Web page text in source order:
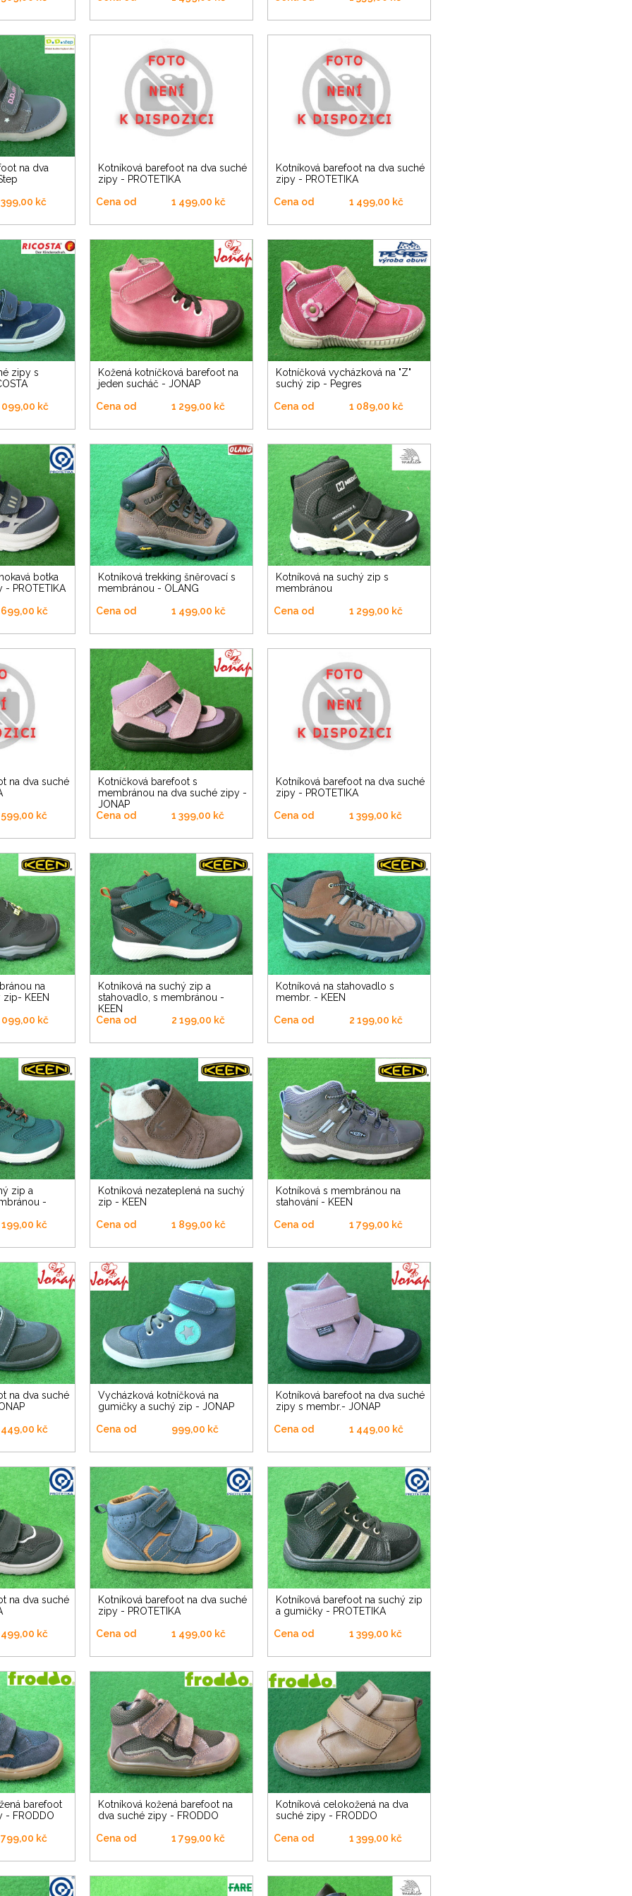
399,00 kč
Kotníková barefoot na dva suché
zipy - PROTETIKA
Cena od 1 499,00 kč
Kotníková barefoot na dva suché
zipy - PROTETIKA
Cena od 1 499,00 kč
099,00 kč
Kožená kotníčková barefoot na
jeden sucháč - JONAP
Cena od 1 299,00 kč
Kotníčková vycházková na "Z"
suchý zip - Pegres
Cena od 1 089,00 kč
PROTETIKA
699,00 kč
Kotníková trekking šněrovací s
membránou - OLANG
Cena od 1 499,00 kč
kotníková na suchý zip s
membránou
Cena od 1 299,00 kč
599,00 kč
Kotníčková barefoot s
membránou na dva suché zipy -
JONAP
Cena od
1 399,00 kč
Kotníková barefoot na dva suché
zipy - PROTETIKA
Cena od 1 399,00 kč
KEEN
099,00 kč
Kotníková na suchý zip a
stahovadlo, s membránou -
KEEN
Cena od
2 199,00 kč
Kotníková na stahovadlo s
membr. - KEEN
Cena od 2 199,00 kč
-
199,00 kč
Kotníková nezateplená na suchý
zip - KEEN
Cena od 1 899,00 kč
Kotníková s membránou na
stahování - KEEN
Cena od 1 799,00 kč
449,00 kč
Vycházková kotníčková na
gumičky a suchý zip - JONAP
Cena od 999,00 kč
Kotníková barefoot na dva suché
zipy s membr.- JONAP
Cena od 1 449,00 kč
499,00 kč
Kotníková barefoot na dva suché
zipy - PROTETIKA
Cena od 1 499,00 kč
Kotníková barefoot na suchý zip
a gumičky - PROTETIKA
Cena od 1 399,00 kč
- FRODDO
799,00 kč
Kotníková kožená barefoot na
dva suché zipy - FRODDO
Cena od 1 799,00 kč
Kotníková celokožená na dva
suché zipy - FRODDO
Cena od 1 399,00 kč